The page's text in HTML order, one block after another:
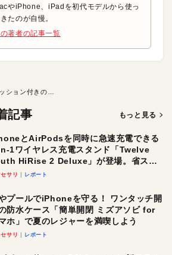
やiPhone、iPadを初代モデルから使っ
たのが自慢。
著者の記事一覧
クッション付きのテーブルでMacBookやiPadをどこでも快適操作！
記事 もっと見る
とAirPodsを同時に急速充電できる
1ワイヤレス充電スタンド「Twelve
HiRise 2 Deluxe」が登場。省スペ
でおしゃれに充電したい人にオスス
サリ レポート
プールでiPhoneを守る！ ワンタッチ開
防水ケース「簡単開閉 ミズアソビ for
ホ」で夏のレジャーを満喫しよう
サリ レポート